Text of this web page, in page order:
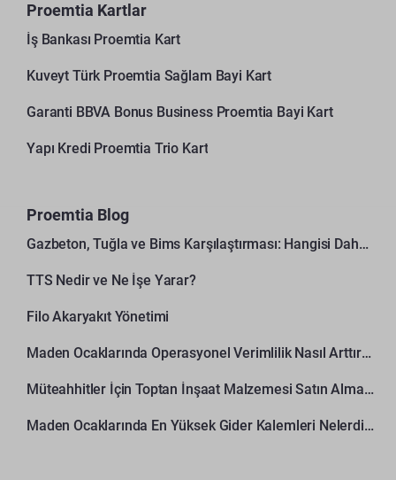
Proemtia Kartlar
İş Bankası Proemtia Kart
Kuveyt Türk Proemtia Sağlam Bayi Kart
Garanti BBVA Bonus Business Proemtia Bayi Kart
Yapı Kredi Proemtia Trio Kart
Proemtia Blog
Gazbeton, Tuğla ve Bims Karşılaştırması: Hangisi Daha Avantajlı?
TTS Nedir ve Ne İşe Yarar?
Filo Akaryakıt Yönetimi
Maden Ocaklarında Operasyonel Verimlilik Nasıl Arttırılır?
Müteahhitler İçin Toptan İnşaat Malzemesi Satın Alma Rehberi
Maden Ocaklarında En Yüksek Gider Kalemleri Nelerdir?